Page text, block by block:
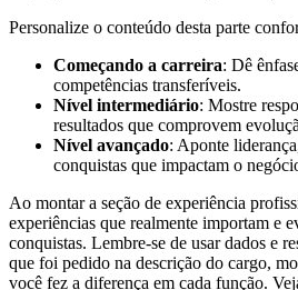
Personalize o conteúdo desta parte
Começando a carreira: Dê
competências transferíveis.
Nível intermediário: Mostre
resultados que comprovem
Nível avançado: Aponte
conquistas que impactam o
Ao montar a seção de experiência
experiências que realmente importam e
conquistas. Lembre-se de usar dados e
que foi pedido na descrição do cargo,
você fez a diferença em cada função.